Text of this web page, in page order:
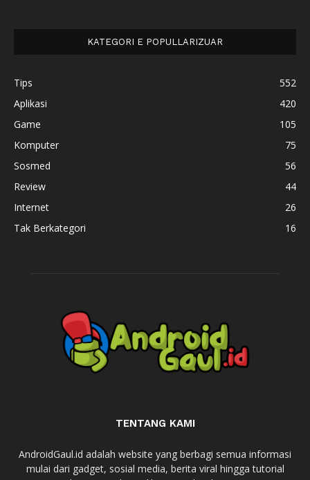
KATEGORI E POPULLARIZUAR
Tips
552
Aplikasi
420
Game
105
Komputer
75
Sosmed
56
Review
44
Internet
26
Tak Berkategori
16
TENTANG KAMI
AndroidGaul.id adalah website yang berbagi semua informasi
mulai dari gadget, sosial media, berita viral hingga tutorial